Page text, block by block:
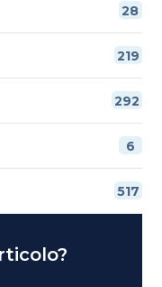
28
219
292
6
517